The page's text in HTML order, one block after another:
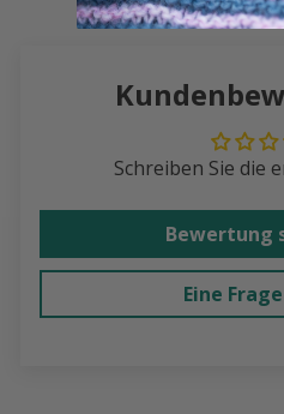
Schreiben Sie die
Bewertung
Eine